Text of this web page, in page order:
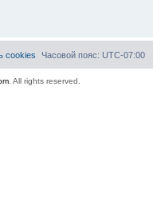
Часовой пояс: UTC-07:00
cookies
. All rights reserved.